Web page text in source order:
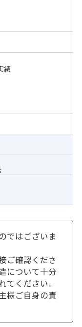
績
ではございま
ご確認くださ
について十分
てください。
様ご自身の責